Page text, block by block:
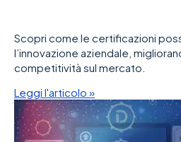
Scopri come le certificazioni
l’innovazione aziendale,
competitività sul mercato.
Leggi l'articolo »